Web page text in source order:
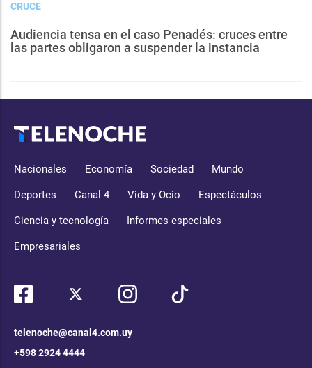
CRUCE
Audiencia tensa en el caso Penadés: cruces entre
las partes obligaron a suspender la instancia
Nacionales Economía Sociedad Mundo
Deportes Canal 4 Vida y Ocio Espectáculos
Ciencia y tecnología Informes especiales
Empresariales
telenoche@canal4.com.uy
+598 2924 4444